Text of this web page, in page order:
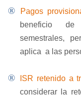
® Pagos
beneficio de
semestrales,
aplica a las
® ISR retenido a
considerar la